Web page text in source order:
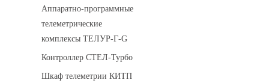
Аппаратно-программные
телеметрические
комплексы ТЕЛУР-Г-G
Контроллер СТЕЛ-Турбо
Шкаф телеметрии КИТП